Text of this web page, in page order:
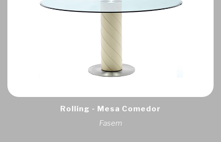
Rolling - Mesa Comedor
Fasem